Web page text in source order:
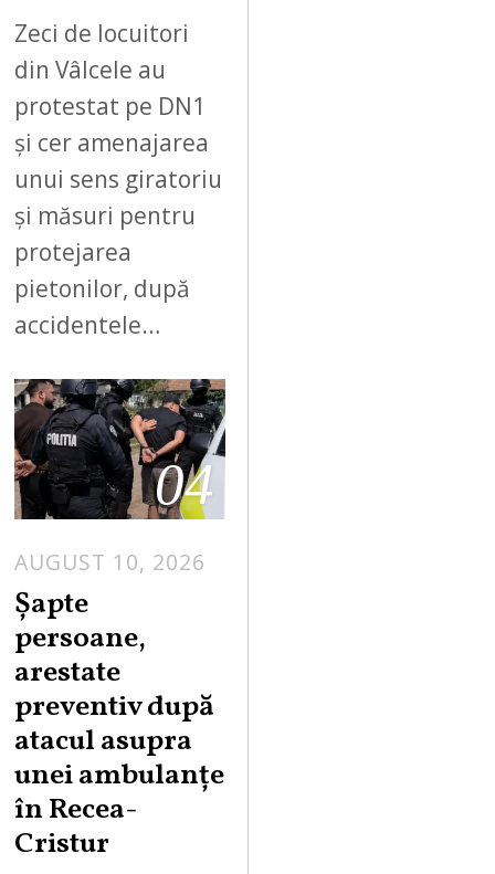
Zeci de locuitori
din Vâlcele au
protestat pe DN1
și cer amenajarea
unui sens giratoriu
și măsuri pentru
protejarea
pietonilor, după
accidentele…
04
AUGUST 10, 2026
Șapte
persoane,
arestate
preventiv după
atacul asupra
unei ambulanțe
în Recea-
Cristur